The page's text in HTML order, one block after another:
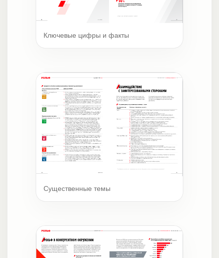
Ключевые цифры и факты
Существенные темы